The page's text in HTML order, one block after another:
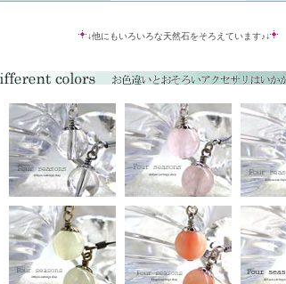
↓他にもいろいろな天然石をそろえています♪↓